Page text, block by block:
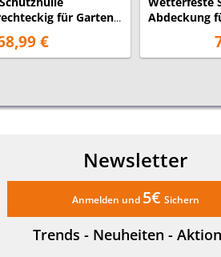
für Garten
€
Abdeckung
Lounge Set,
Newsletter
Anmelden und 5€ Sichern
Trends - Neuheiten -